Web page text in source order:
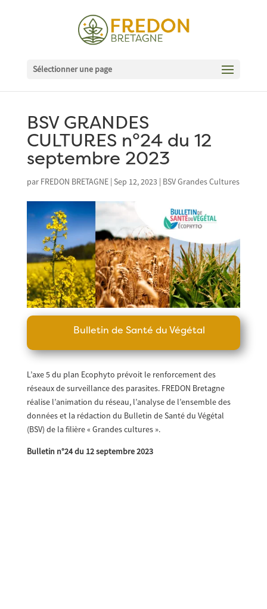
Sélectionner une page
BSV GRANDES
CULTURES n°24 du 12
septembre 2023
par FREDON BRETAGNE| Sep 12, 2023| BSV Grandes Cultures
Bulletin de Santé du Végétal
L’axe 5 du plan Ecophyto prévoit le renforcement des
réseaux de surveillance des parasites. FREDON Bretagne
réalise l’animation du réseau, l’analyse de l’ensemble des
données et la rédaction du Bulletin de Santé du Végétal
(BSV) de la filière « Grandes cultures ».
Bulletin n°24 du 12 septembre 2023